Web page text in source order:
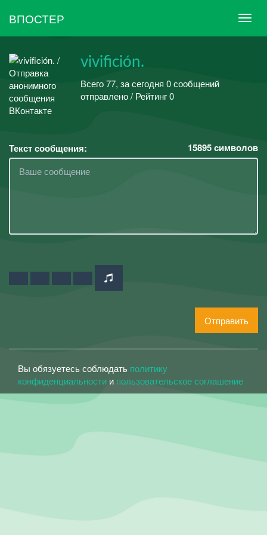
ВПОСТЕР
vivifición.
Всего 77, за сегодня 0 сообщений
отправлено / Рейтинг 0
Текст сообщения: 15895символов
Отправить
Вы обязуетесь соблюдать политику
конфиденциальности и пользовательское соглашение